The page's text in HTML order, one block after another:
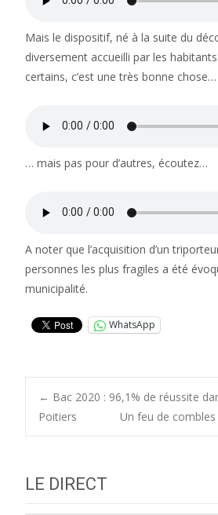
Mais le dispositif, né à la suite du
diversement accueilli par les
certains, c’est une très bonne chose…
… mais pas pour d’autres, écoutez…
A noter que l’acquisition d’un
personnes les plus fragiles a été
municipalité.
WhatsApp
Post
← Bac 2020 : 96,1% de réussite
Poitiers
Un feu de
LE DIRECT